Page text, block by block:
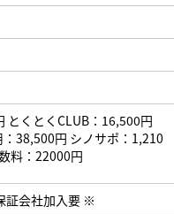
とくとくCLUB：16,500円
38,500円 シノサポ：1,210
料：22000円
証会社加入要 ※